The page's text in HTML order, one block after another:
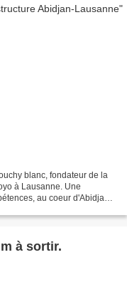
blanc, fondateur de la
à Lausanne. Une
au coeur d'Abidjan,
à sortir.